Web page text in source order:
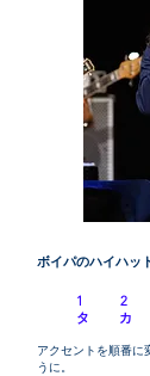
ボイパのハイハッ
1 2
タ カ
アクセントを順番に
うに。